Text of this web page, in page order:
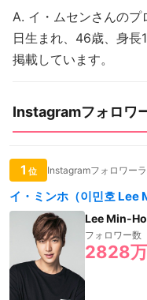
A. イ・ムセンさんの
日生まれ、46歳、身
掲載しています。
Instagramフォロワ
1 位 Instagramフォロワー
イ・ミンホ（이민호 Lee
Lee Min-
フォロワー数
2828